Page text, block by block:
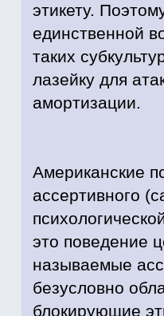
этикету.
единственной
таких
лазейку для
амортизации.
Американские
ассертивного
это поведение
называемые
безусловно
блокирующие